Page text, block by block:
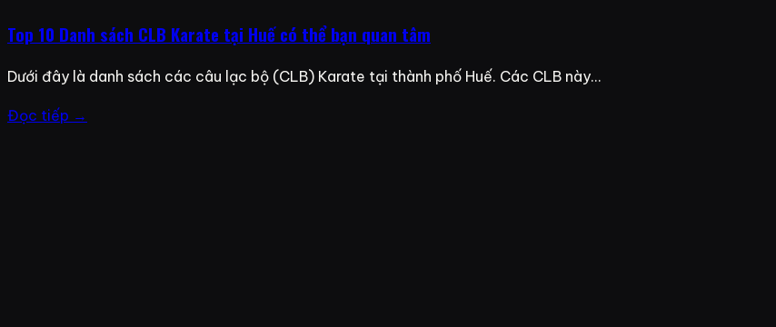
Top 10 Danh sách CLB Karate tại Huế có thể bạn quan tâm
Dưới đây là danh sách các câu lạc bộ (CLB) Karate tại thành phố Huế. Các CLB này…
Đọc tiếp →